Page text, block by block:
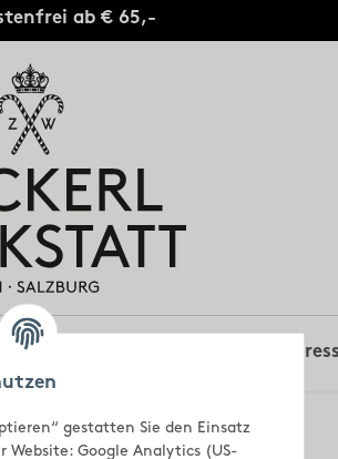
ab € 65,-
Standorte
gestatten Sie den Einsatz
Website: Google Analytics (US-